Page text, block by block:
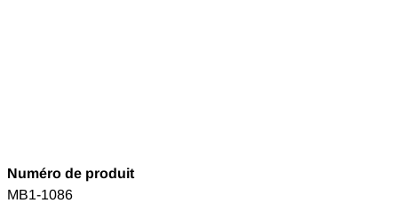
Numéro de produit
MB1-1086